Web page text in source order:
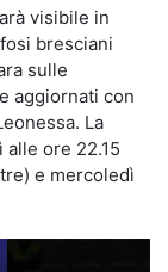
visibile in
bresciani
sulle
aggiornati con
La
ore 22.15
e mercoledì